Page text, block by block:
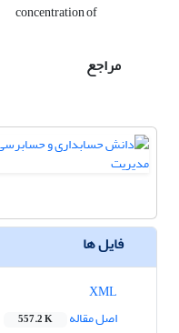
concentration of
مراجع
فایل ها
اصل مقاله
557.2 K